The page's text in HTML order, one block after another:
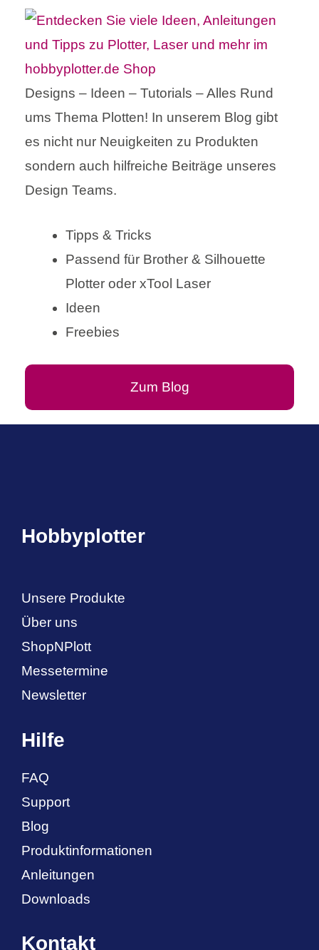
Designs – Ideen – Tutorials – Alles Rund
ums Thema Plotten! In unserem Blog gibt
es nicht nur Neuigkeiten zu Produkten
sondern auch hilfreiche Beiträge unseres
Design Teams.
Tipps & Tricks
Passend für Brother & Silhouette
Plotter oder xTool Laser
Ideen
Freebies
Zum Blog
Hobbyplotter
Unsere Produkte
Über uns
ShopNPlott
Messetermine
Newsletter
Hilfe
FAQ
Support
Blog
Produktinformationen
Anleitungen
Downloads
Kontakt